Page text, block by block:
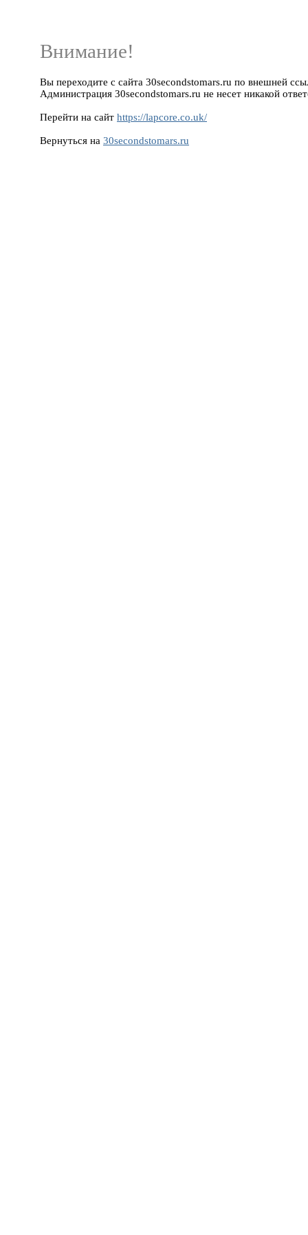
Внимание!
Вы переходите с сайта 30secondstomars.ru по внешней
Администрация 30secondstomars.ru не несет никакой
Перейти на сайт https://lapcore.co.uk/
Вернуться на 30secondstomars.ru